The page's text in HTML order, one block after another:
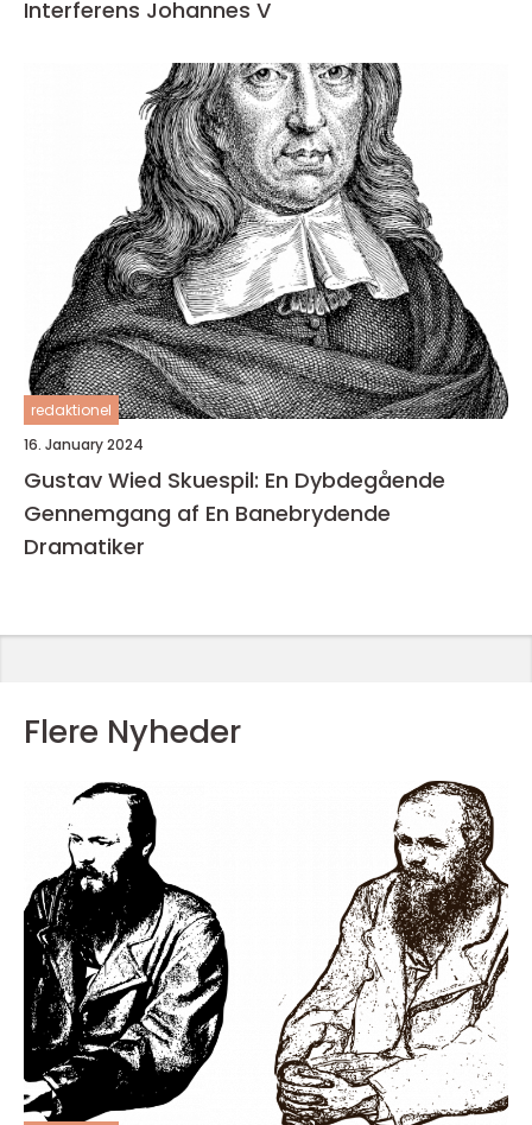
Interferens Johannes V
redaktionel
16. January 2024
Gustav Wied Skuespil: En Dybdegående
Gennemgang af En Banebrydende
Dramatiker
Flere Nyheder